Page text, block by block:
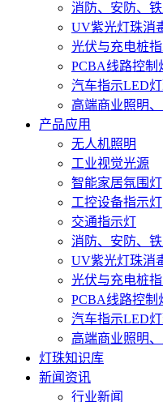
消防、安防、
UV紫光灯珠消
光伏与充电桩
PCBA线路控制
汽车指示LED
高端商业照明
产品应用
无人机照明
工业视觉光源
智能家居氛围灯
工控设备指示灯
交通指示灯
消防、安防、
UV紫光灯珠消
光伏与充电桩
PCBA线路控制
汽车指示LED
高端商业照明
灯珠知识库
新闻资讯
行业新闻